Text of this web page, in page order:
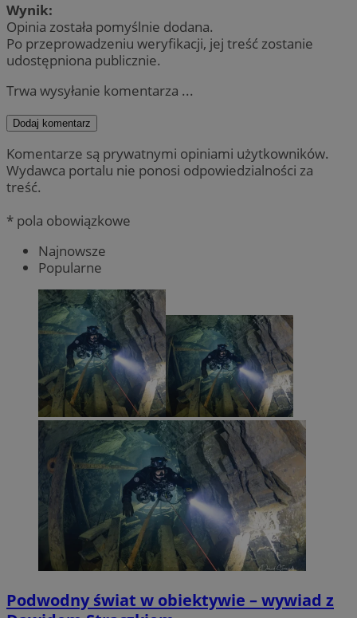
Wynik:
Opinia została pomyślnie dodana.
Po przeprowadzeniu weryfikacji, jej treść zostanie
udostępniona publicznie.
Trwa wysyłanie komentarza ...
Dodaj komentarz
Komentarze są prywatnymi opiniami użytkowników.
Wydawca portalu nie ponosi odpowiedzialności za
treść.
* pola obowiązkowe
Najnowsze
Popularne
Podwodny świat w obiektywie – wywiad z